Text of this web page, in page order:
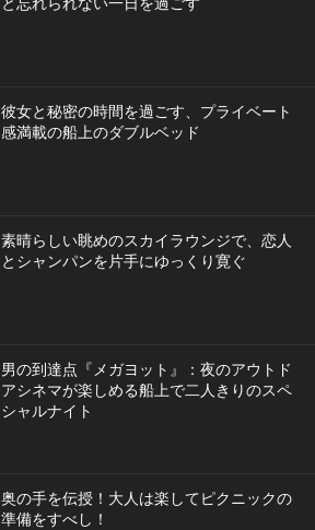
彼女と秘密の時間を過ごす、プライベート
感満載の船上のダブルベッド
素晴らしい眺めのスカイラウンジで、恋人
とシャンパンを片手にゆっくり寛ぐ
男の到達点『メガヨット』：夜のアウトド
アシネマが楽しめる船上で二人きりのスペ
シャルナイト
奥の手を伝授！大人は楽してピクニックの
準備をすべし！